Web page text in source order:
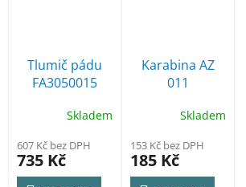
Tlumič pádu
FA3050015
Skladem
607 Kč bez DPH
735 Kč
Karabina AZ
011
Skladem
153 Kč bez DPH
185 Kč